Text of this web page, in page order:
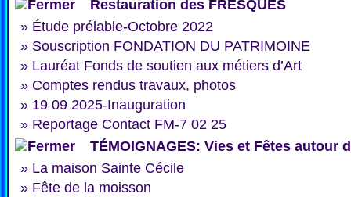
Restauration des FRESQUES
» Étude prélable-Octobre 2022
» Souscription FONDATION DU PATRIMOINE
» Lauréat Fonds de soutien aux métiers d’Art
» Comptes rendus travaux, photos
» 19 09 2025-Inauguration
» Reportage Contact FM-7 02 25
TÉMOIGNAGES: Vies et Fêtes autour
» La maison Sainte Cécile
» Fête de la moisson